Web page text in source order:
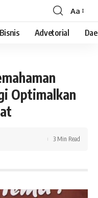
Font
Resizer
Aa
Advetorial
Optimalkan
3 Min Read